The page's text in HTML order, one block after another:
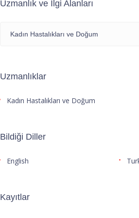
Uzmanlık ve İlgi Alanları
Kadın Hastalıkları ve Doğum
Uzmanlıklar
Kadın Hastalıkları ve Doğum
Bildiği Diller
English
Kayıtlar